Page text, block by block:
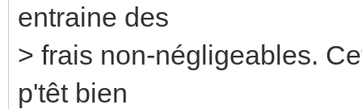
entraine des
> frais non-négligeables.
p'têt bien